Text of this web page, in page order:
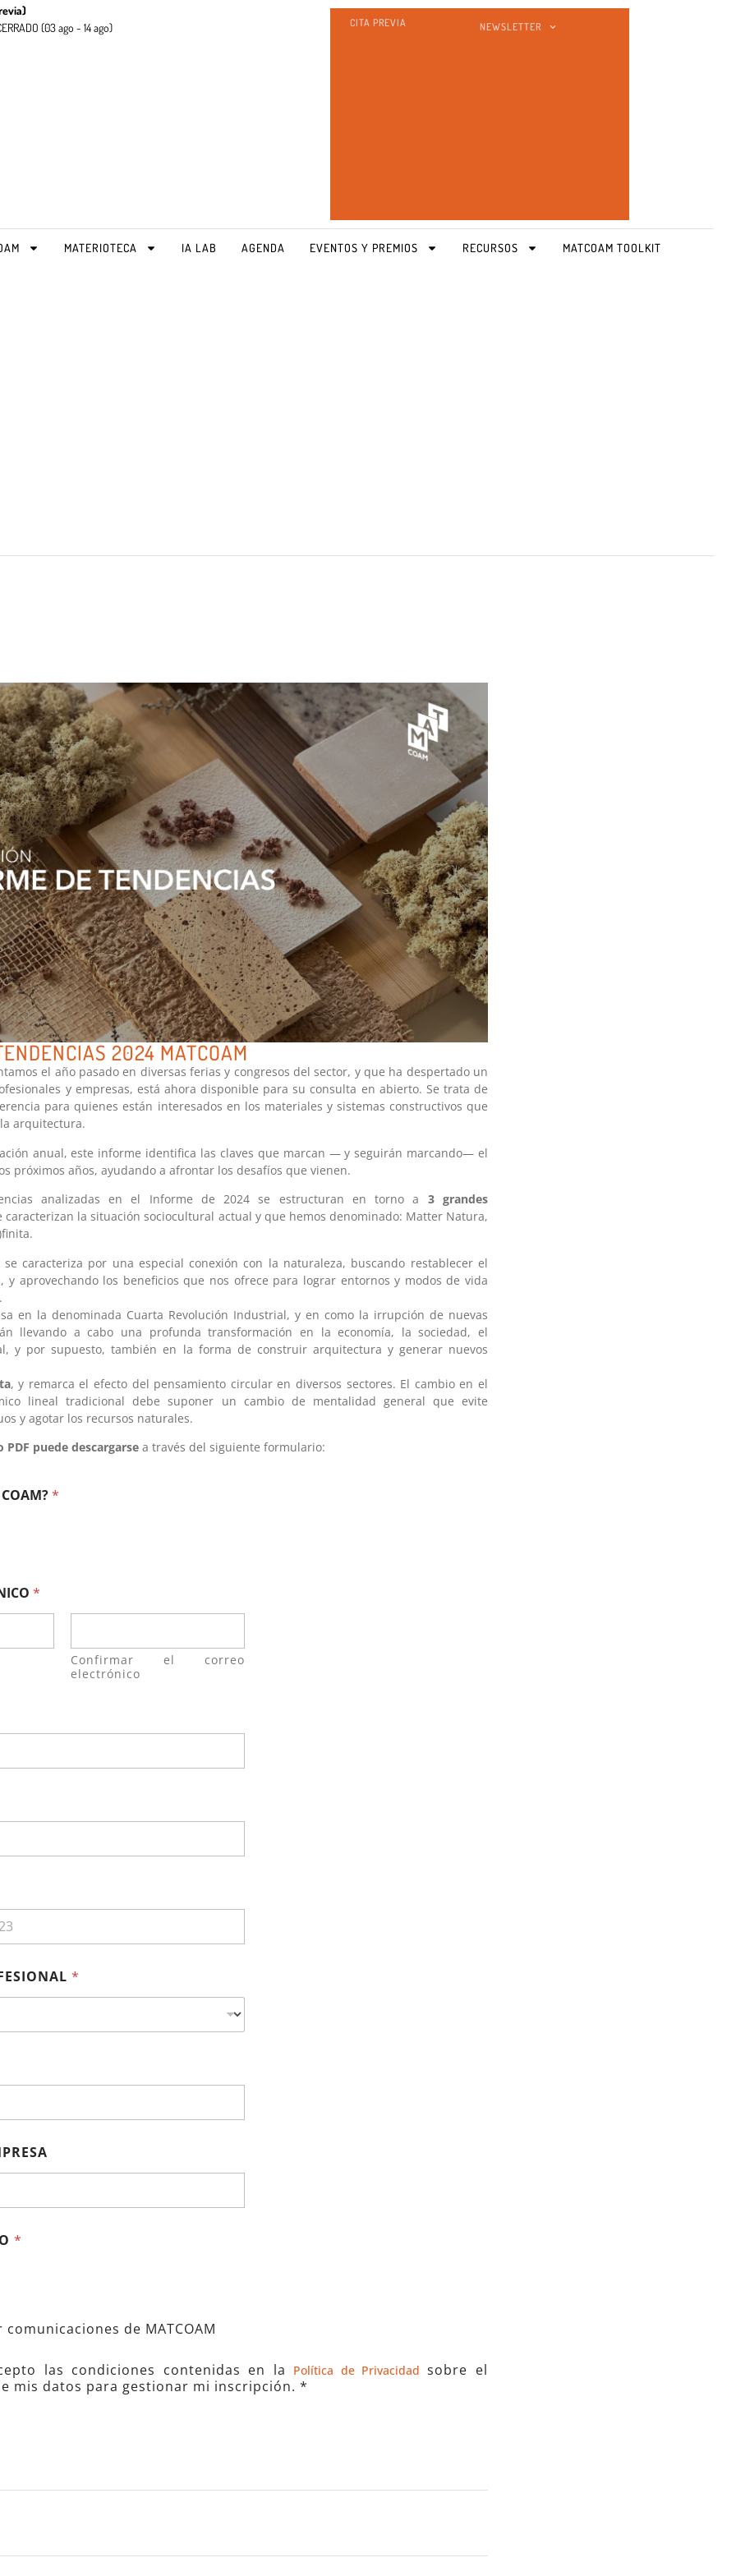
(03 ago - 14 ago) CITA PREVIA NEWSLETTER
MATERIOTECA IA LAB AGENDA EVENTOS Y PREMIOS RECURSOS MATCOAM TOOLKIT
2024 MATCOAM
el año pasado en diversas ferias y congresos del sector, y que ha despertado un
y empresas, está ahora disponible para su consulta en abierto. Se trata de
para quienes están interesados en los materiales y sistemas constructivos que
arquitectura.
anual, este informe identifica las claves que marcan — y seguirán marcando— el
próximos años, ayudando a afrontar los desafíos que vienen.
analizadas en el Informe de 2024 se estructuran en torno a 3 grandes
caracterizan la situación sociocultural actual y que hemos denominado: Matter Natura,
se caracteriza por una especial conexión con la naturaleza, buscando restablecer el
y aprovechando los beneficios que nos ofrece para lograr entornos y modos de vida
en la denominada Cuarta Revolución Industrial, y en como la irrupción de nuevas
llevando a cabo una profunda transformación en la economía, la sociedad, el
y por supuesto, también en la forma de construir arquitectura y generar nuevos
, y remarca el efecto del pensamiento circular en diversos sectores. El cambio en el
lineal tradicional debe suponer un cambio de mentalidad general que evite
y agotar los recursos naturales.
puede descargarse a través del siguiente formulario:
*
*
Confirmar el correo
electrónico
*
*
de MATCOAM
las condiciones contenidas en la Política de Privacidad sobre el
mis datos para gestionar mi inscripción. *